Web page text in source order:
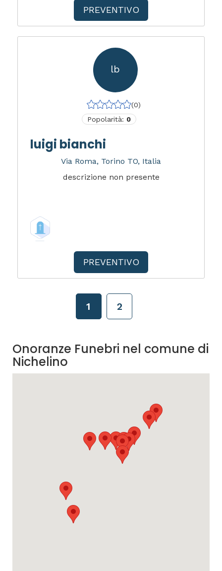
PREVENTIVO
lb
(0)
Popolarità: 0
luigi bianchi
Via Roma, Torino TO, Italia
descrizione non presente
PREVENTIVO
1 2
Onoranze Funebri nel comune di
Nichelino